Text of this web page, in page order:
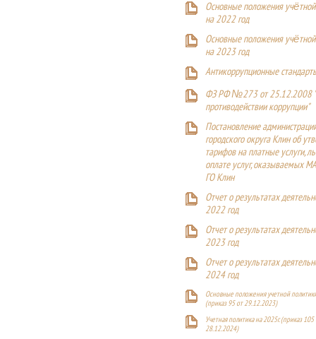
Основные положения
на 2022 год
Основные положения
на 2023 год
Антикоррупционные
ФЗ РФ №273 от 25.12.2008
противодействии коррупции"
Постановление
городского округа Клин об
тарифов на платные услуги,
оплате услуг, оказываемых
ГО Клин
Отчет о результатах
2022 год
Отчет о результатах
2023 год
Отчет о результатах
2024 год
Основные положения учетной
(приказ 95 от 29.12.2023)
Учетная политика на 2025г. (приказ 105
28.12.2024)